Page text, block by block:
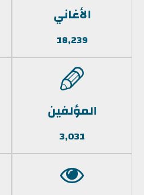
الأغاني
18,239
المؤلفين
3,031